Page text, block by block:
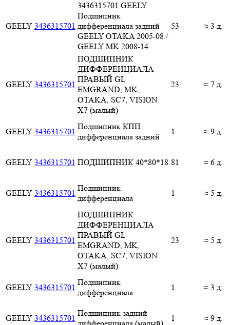
GEELY 3436315701
3436315701 GEELY
Подшипник
дифференциала задний
GEELY OTAKA 2005-08 /
GEELY MK 2008-14
53 ≈ 3 д.
GEELY 3436315701
ПОДШИПНИК
ДИФФЕРЕНЦИАЛА
ПРАВЫЙ GL
EMGRAND, MK,
OTAKA, SC7, VISION
X7 (малый)
23 ≈ 7 д.
GEELY 3436315701
Подшипник КПП
дифференциала задний
1 ≈ 9 д.
GEELY 3436315701 ПОДШИПНИК 40*80*18 81 ≈ 6 д.
GEELY 3436315701
Подшипник
дифференциала
1 ≈ 5 д.
GEELY 3436315701
ПОДШИПНИК
ДИФФЕРЕНЦИАЛА
ПРАВЫЙ GL
EMGRAND, MK,
OTAKA, SC7, VISION
X7 (малый)
23 ≈ 5 д.
GEELY 3436315701
Подшипник
дифференциала
1 ≈ 3 д.
GEELY 3436315701
Подшипник задний
1 ≈ 9 д.